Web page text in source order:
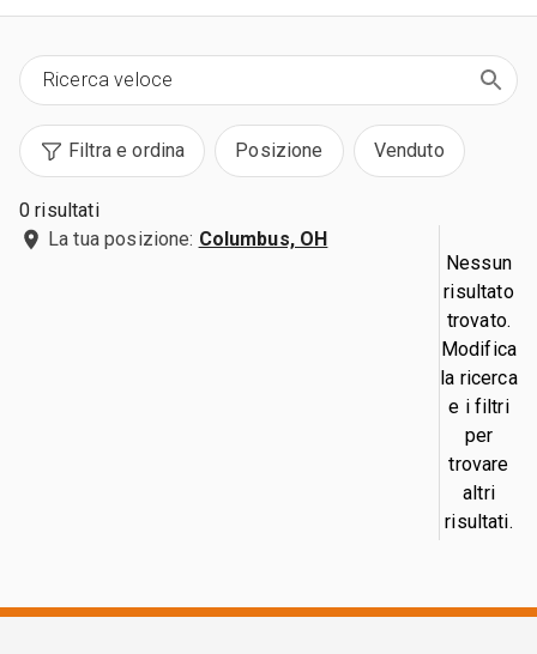
Filtra e ordina Posizione Venduto
0 risultati
La tua posizione: Columbus, OH
Nessun
risultato
trovato.
Modifica
la ricerca
e i filtri
per
trovare
altri
risultati.